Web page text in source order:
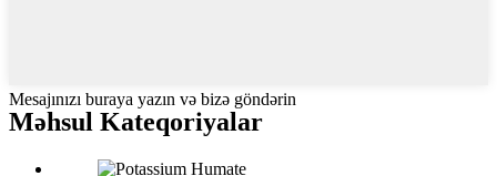
Mesajınızı buraya yazın və bizə göndərin
Məhsul Kateqoriyalar